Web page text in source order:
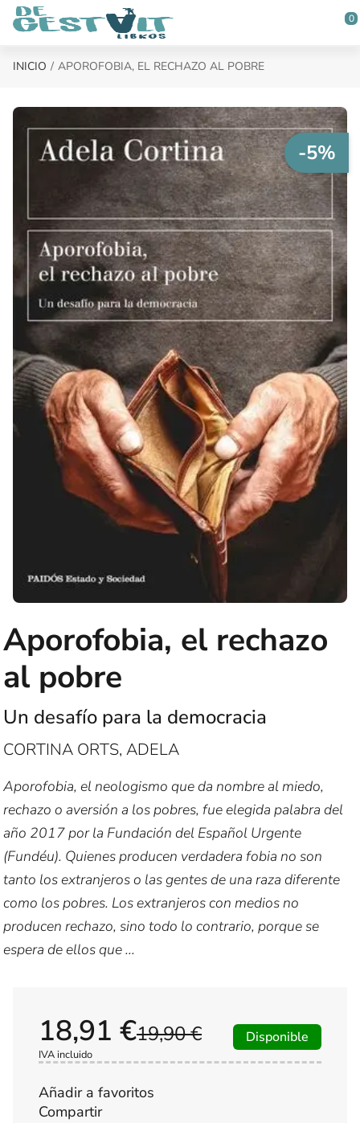
Saltar al contenido principal
0
INICIO APOROFOBIA, EL RECHAZO AL POBRE
-5%
Aporofobia, el rechazo
al pobre
Un desafío para la democracia
CORTINA ORTS, ADELA
Aporofobia, el neologismo que da nombre al miedo,
rechazo o aversión a los pobres, fue elegida palabra del
año 2017 por la Fundación del Español Urgente
(Fundéu). Quienes producen verdadera fobia no son
tanto los extranjeros o las gentes de una raza diferente
como los pobres. Los extranjeros con medios no
producen rechazo, sino todo lo contrario, porque se
espera de ellos que ...
19,90 €
18,91 €
IVA incluido
Disponible
Añadir a favoritos
Compartir